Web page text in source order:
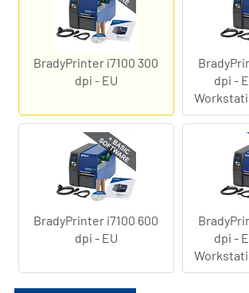
BradyPrinter i7100 300
dpi - EU
dpi -
BradyPrinter i7100 600
dpi - EU
dpi -